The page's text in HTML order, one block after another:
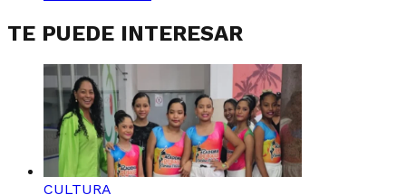
TE PUEDE INTERESAR
CULTURA